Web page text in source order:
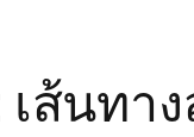
เส้นท